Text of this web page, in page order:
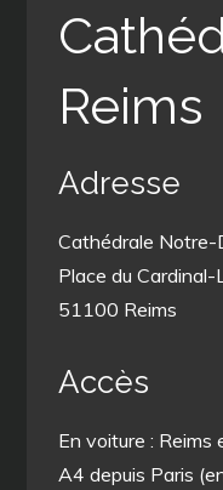
Reims
Adresse
Cathédrale Notre-
Place du Cardinal-
51100 Reims
Accès
En voiture : Reims
A4 depuis Paris